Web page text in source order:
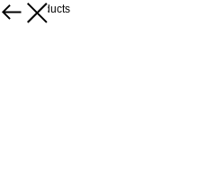
More products